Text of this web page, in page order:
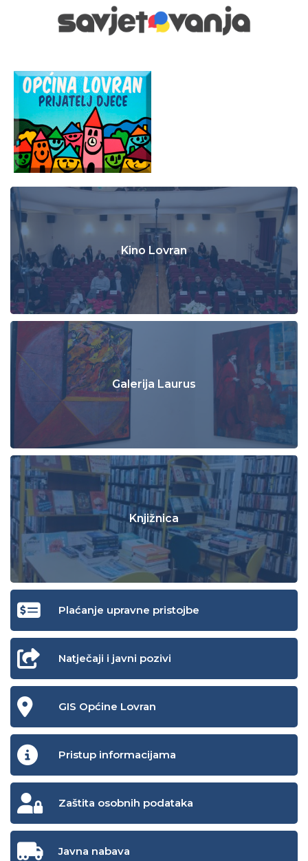
Kino Lovran
Galerija Laurus
Knjižnica
Plaćanje upravne pristojbe
Natječaji i javni pozivi
GIS Općine Lovran
Pristup informacijama
Zaštita osobnih podataka
Javna nabava